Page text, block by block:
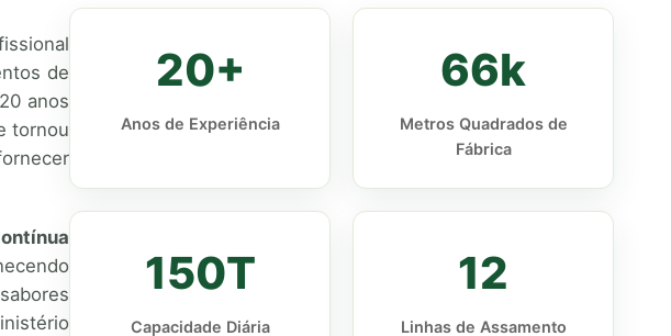
de
anos
tornou
20+
Anos de Experiência
66k
Metros Quadrados de
Fábrica
150T
Capacidade Diária
12
Linhas de Assamento